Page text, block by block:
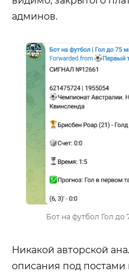
админов.
Бот на футбол Гол до
Никакой авторской
описания под